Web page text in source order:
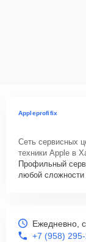
Appleprofifix
Сеть сервисных
техники Apple в
Профильный
любой сложности
Ежедневно,
+7 (958)